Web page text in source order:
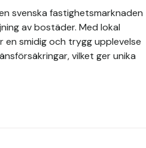
svenska fastighetsmarknaden
av bostäder. Med lokal
en smidig och trygg upplevelse
vilket ger unika